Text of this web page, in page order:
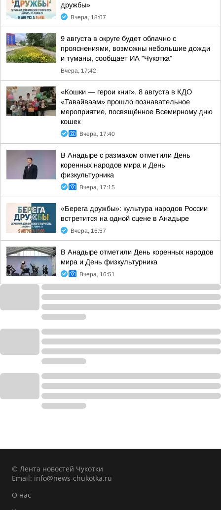
дружбы»
Вчера, 18:07
9 августа в округе будет облачно с
прояснениями, возможны небольшие дожди
и туманы, сообщает ИА "Чукотка"
Вчера, 17:42
«Кошки — герои книг». 8 августа в КДО
«Тавайваам» прошло познавательное
мероприятие, посвящённое Всемирному дню
кошек
Вчера, 17:40
В Анадыре с размахом отметили День
коренных народов мира и День
физкультурника
Вчера, 17:15
«Берега дружбы»: культура народов России
встретится на одной сцене в Анадыре
Вчера, 16:57
В Анадыре отметили День коренных народов
мира и День физкультурника
Вчера, 16:51
© Лента новостей Чукотки
Email: info@news-chukotka.ru
О нас